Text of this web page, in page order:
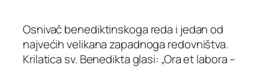
Osnivač benediktinskoga reda i jedan od
najvećih velikana zapadnoga redovništva.
Krilatica sv. Benedikta glasi: „Ora et labora –